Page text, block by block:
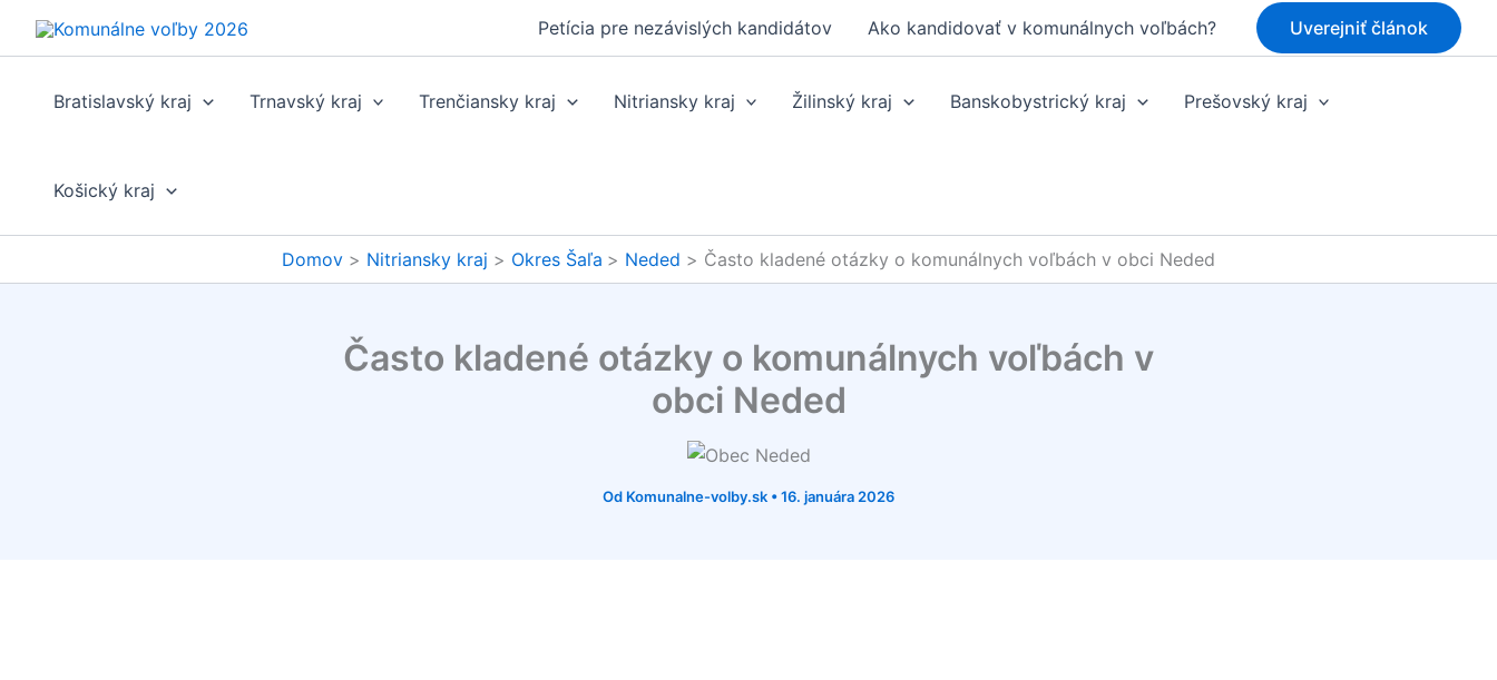
Petícia pre nezávislých kandidátov Ako kandidovať v komunálnych voľbách? Uverejniť článok
Bratislavský kraj Trnavský kraj Trenčiansky kraj Nitriansky kraj Žilinský kraj Banskobystrický kraj Prešovský kraj
Košický kraj
Domov Nitriansky kraj Okres Šaľa Neded Často kladené otázky o komunálnych voľbách v obci Neded
Často kladené otázky o komunálnych voľbách v
obci Neded
Od Komunalne-volby.sk •16. januára 2026